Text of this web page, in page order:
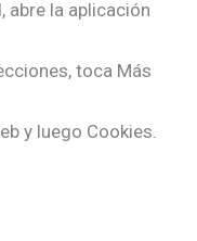
abre la aplicación
toca Más
y luego Cookies.